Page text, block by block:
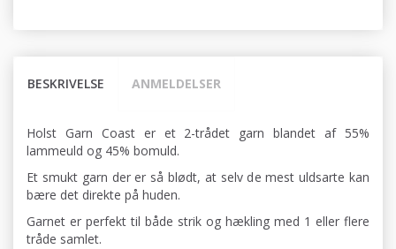
BESKRIVELSE ANMELDELSER
Holst Garn Coast er et 2-trådet garn blandet af 55%
lammeuld og 45% bomuld.
Et smukt garn der er så blødt, at selv de mest uldsarte kan
bære det direkte på huden.
Garnet er perfekt til både strik og hækling med 1 eller flere
tråde samlet.